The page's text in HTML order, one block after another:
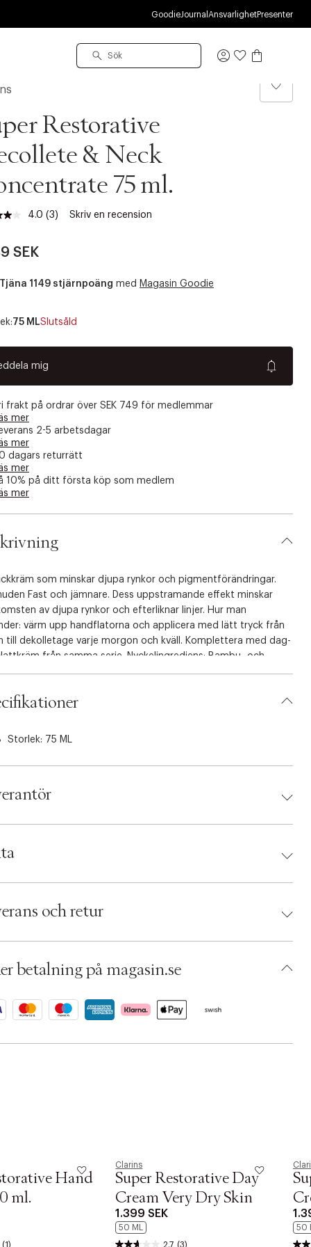
GoodieJournal AnsvarlighetPresenter
Logga
Restorative
& Neck
75 ml.
4.0 Läs
sida.
(3) Skriv en recension
SEK
Tjäna 1149 stjärnpoäng med Magasin Goodie
75 MLSlutsåld
mig
frakt på ordrar över SEK 749 för medlemmar
mer
2-5 arbetsdagar
mer
dagars returrätt
mer
10% på ditt första köp som medlem
mer
som minskar djupa rynkor och pigmentförändringar.
Fast och jämnare. Dess uppstramande effekt minskar
av djupa rynkor och efterliknar linjer. Hur man
värm upp handflatorna och applicera med lätt tryck från
till dekolletage varje morgon och kväll. Komplettera med dag-
från samma serie. Nyckelingrediens: Bambu- och
stärker huden och persiljeextraktet hjälper till att
Storlek: 75 ML
3666057034145och retur
betalning på magasin.se
Hand
ml.
(1)
Clarins
Super Restorative Day
Cream Very Dry Skin
1.399 SEK
50 ML
2.7 (3)
50